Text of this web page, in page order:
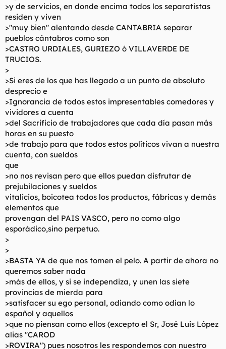
>y de servicios, en donde encima todos los separatistas
residen y viven
>"muy bien" alentando desde CANTABRIA separar
pueblos cántabros como son
>CASTRO URDIALES, GURIEZO ó VILLAVERDE DE
TRUCIOS.
>
>Si eres de los que has llegado a un punto de absoluto
desprecio e
>Ignorancia de todos estos impresentables comedores y
vividores a cuenta
>del Sacrificio de trabajadores que cada día pasan más
horas en su puesto
>de trabajo para que todos estos políticos vivan a nuestra
cuenta, con sueldos
que
>no nos revisan pero que ellos puedan disfrutar de
prejubilaciones y sueldos
vitalicios, boicotea todos los productos, fábricas y demás
elementos que
provengan del PAIS VASCO, pero no como algo
esporádico,sino perpetuo.
>
>
>BASTA YA de que nos tomen el pelo. A partir de ahora no
queremos saber nada
>más de ellos, y si se independiza, y unen las siete
provincias de mierda para
>satisfacer su ego personal, odiando como odian lo
español y aquellos
>que no piensan como ellos (excepto el Sr, José Luis López
alias "CAROD
>ROVIRA") pues nosotros les respondemos con nuestro